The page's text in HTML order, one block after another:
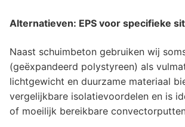
Alternatieven: EPS voor specifieke
Naast schuimbeton gebruiken wij
(geëxpandeerd polystyreen) als
lichtgewicht en duurzame materiaal
vergelijkbare isolatievoordelen en is
of moeilijk bereikbare